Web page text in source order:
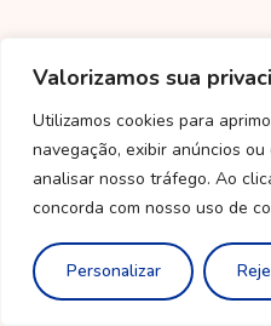
Valorizamos sua
Utilizamos cookies para
navegação, exibir anúncios
analisar nosso tráfego. Ao
concorda com nosso uso de
Personalizar